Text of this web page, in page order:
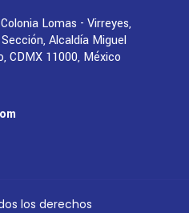
Lomas - Virreyes,
Alcaldía Miguel
CDMX 11000, México
los derechos